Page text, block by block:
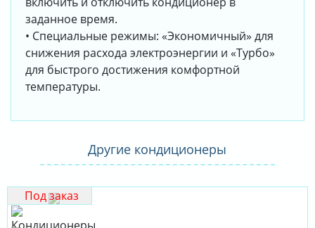
заданное время.
• Специальные режимы: «Экономичный» для
снижения расхода электроэнергии и «Турбо»
для быстрого достижения комфортной
температуры.
Другие кондиционеры
Под заказ